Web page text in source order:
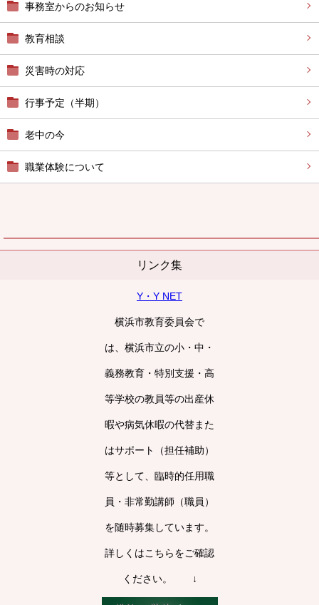
事務室からのお知らせ
教育相談
災害時の対応
行事予定（半期）
老中の今
職業体験について
リンク集
Y・Y NET
横浜市教育委員会で
は、横浜市立の小・中・
義務教育・特別支援・高
等学校の教員等の出産休
暇や病気休暇の代替また
はサポート（担任補助）
等として、臨時的任用職
員・非常勤講師（職員）
を随時募集しています。
詳しくはこちらをご確認
ください。 ↓